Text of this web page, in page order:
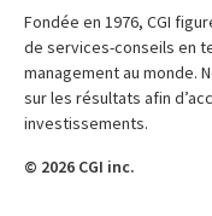
Fondée en 1976, CGI
de services-conseils en
management au monde.
sur les résultats afin
investissements.
© 2026 CGI inc.